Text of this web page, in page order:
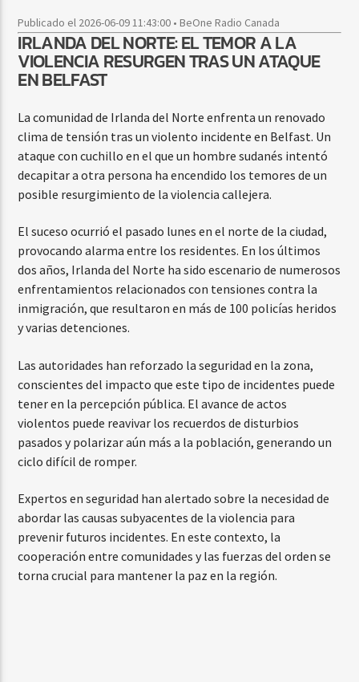
Publicado el 2026-06-09 11:43:00 • BeOne Radio Canada
IRLANDA DEL NORTE: EL TEMOR A LA
VIOLENCIA RESURGEN TRAS UN ATAQUE
EN BELFAST
La comunidad de Irlanda del Norte enfrenta un renovado
clima de tensión tras un violento incidente en Belfast. Un
ataque con cuchillo en el que un hombre sudanés intentó
decapitar a otra persona ha encendido los temores de un
posible resurgimiento de la violencia callejera.
El suceso ocurrió el pasado lunes en el norte de la ciudad,
provocando alarma entre los residentes. En los últimos
dos años, Irlanda del Norte ha sido escenario de numerosos
enfrentamientos relacionados con tensiones contra la
inmigración, que resultaron en más de 100 policías heridos
y varias detenciones.
Las autoridades han reforzado la seguridad en la zona,
conscientes del impacto que este tipo de incidentes puede
tener en la percepción pública. El avance de actos
violentos puede reavivar los recuerdos de disturbios
pasados y polarizar aún más a la población, generando un
ciclo difícil de romper.
Expertos en seguridad han alertado sobre la necesidad de
abordar las causas subyacentes de la violencia para
prevenir futuros incidentes. En este contexto, la
cooperación entre comunidades y las fuerzas del orden se
torna crucial para mantener la paz en la región.